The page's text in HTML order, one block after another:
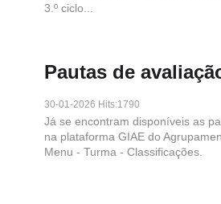
3.º ciclo...
Pautas de
30-01-2026 Hits:1790
Já se encontram disponíveis as
na plataforma GIAE do
Menu - Turma - Classificações.